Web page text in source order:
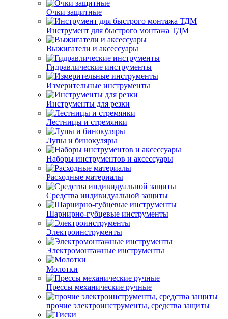
Очки защитные
Инструмент для быстрого монтажа ТДМ
Выжигатели и аксессуары
Гидравлические инструменты
Измерительные инструменты
Инструменты для резки
Лестницы и стремянки
Лупы и бинокуляры
Наборы инструментов и аксессуары
Расходные материалы
Средства индивидуальной защиты
Шарнирно-губцевые инструменты
Электроинструменты
Электромонтажные инструменты
Молотки
Прессы механические ручные
прочие электроинструменты, средства защиты